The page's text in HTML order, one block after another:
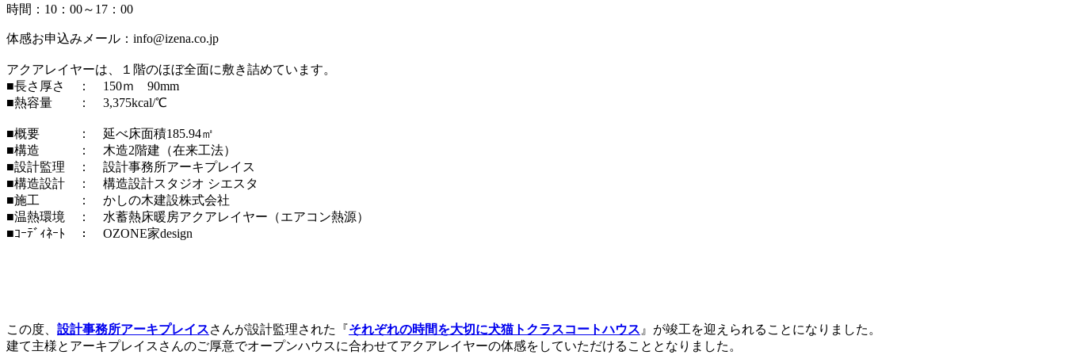
時間：10：00～17：00
体感お申込みメール：info@izena.co.jp
アクアレイヤーは、１階のほぼ全面に敷き詰めています。
■長さ厚さ ： 150ｍ 90mm
■熱容量 ： 3,375kcal/℃
■概要 ： 延べ床面積185.94㎡
■構造 ： 木造2階建（在来工法）
■設計監理 ： 設計事務所アーキプレイス
■構造設計 ： 構造設計スタジオ シエスタ
■施工 ： かしの木建設株式会社
■温熱環境 ： 水蓄熱床暖房アクアレイヤー（エアコン熱源）
■ｺｰﾃﾞｨﾈｰﾄ ： OZONE家design
この度、 設計事務所アーキプレイスさんが設計監理された『それぞれの時間を大切に犬猫トクラスコートハウス 』が竣工を迎えられることになりました。
建て主様とアーキプレイスさんのご厚意でオープンハウスに合わせてアクアレイヤーの体感をしていただけることとなりました。